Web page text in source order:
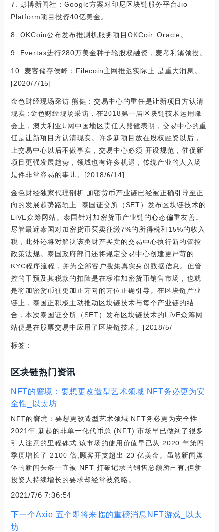
7. 彭博新闻社：Google方案对印尼区块链服务平台Jio
Platform项目投资40亿美金。
8. OKCoin公布发布推测机服务项目OKCoin Oracle。
9. Evertas进行280万美金种子轮股权融资，麦考利溪领投。
10. 麦客储存侯峰：Filecoin主网推迟实际上 是重大消息。
[2020/7/15]
金色财经现场采访 熊健：交易中心的重任是让新项目方认清
现实 :金色财经现场采访，在2018第一届区块链技术运用峰
会上，澳大利亚U网中国地区责任人熊健表明，交易中心的重
任是让新项目方认清现实。许多新项目放在股权融资以后，
上交易中心以后不做事实，交易中心必须 开设规范，催促新
项目更强发展趋势，领域也有许多机遇，传统产业的人入场
是件非常容易的事儿。[2018/6/14]
金色财经独家代理剖析 加密货币产业链已经被正确引导至正
向的发展趋势路轨上: 泰国证交所（SET）发布区块链技术的
LiVE众筹网站。泰国针对加密货币产业链的心态偏重友善。
尽管最近泰国对加密货币买卖征缴7%的所得税和15%的收入
税，此外还将对解决该类财产买卖的交易中心执行新的管控
政策法规。泰国政府部门还将规定交易中心创建更严苛的
KYC程序流程，并为全部客户搜集真实身份数据信息。但管
控的干预及其税款的扣除是在标准加密货币销售市场，也就
是将加密货币往更加正方向的方位正确引导。在区块链产业
链上，泰国正积极主动推动区块链技术与每个产业链的结
合，本次泰国证交所（SET）发布区块链技术的LiVE众筹网
站便是在股票交易中应用了区块链技术。[2018/5/
标签：
区块链热门资讯
NFT的窘境：要想更改造型艺术领域 NFT务必更为安
全性_以太坊
NFT的窘境：要想更改造型艺术领域 NFT务必更为安全性
2021年,新起的非单一化代币总 (NFT) 市场早已做到了很多
引人注意的里程碑式,该市场的使用价值早已从 2020 年第四
季度增长了 2100 倍,顾客开支超出 20 亿美金。虽然新闻媒
体的新闻头条一直被 NFT 打破记录的销售总额所占有,但新
投资人持续增长的要求却经常被忽略。
2021/7/6 7:36:54
下一个Axie 五个即将来临的重磅消息NFT游戏_以太
坊